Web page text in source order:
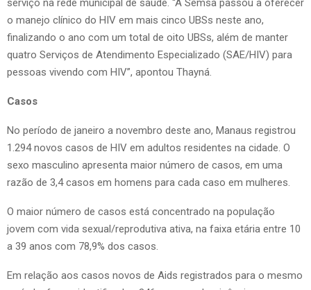
o manejo clínico do HIV em mais cinco UBSs neste ano,
finalizando o ano com um total de oito UBSs, além de manter
quatro Serviços de Atendimento Especializado (SAE/HIV) para
pessoas vivendo com HIV”, apontou Thayná.
Casos
No período de janeiro a novembro deste ano, Manaus registrou
1.294 novos casos de HIV em adultos residentes na cidade. O
sexo masculino apresenta maior número de casos, em uma
razão de 3,4 casos em homens para cada caso em mulheres.
O maior número de casos está concentrado na população
jovem com vida sexual/reprodutiva ativa, na faixa etária entre 10
a 39 anos com 78,9% dos casos.
Em relação aos casos novos de Aids registrados para o mesmo